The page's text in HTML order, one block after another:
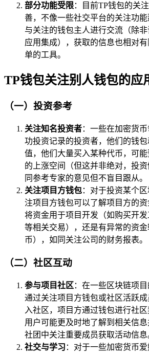
部分功能受限：目前TP钱包的关
善，不像一些社交平台的关注功
与关注的钱包主人进行交流（除
应用集成），获取的信息也相对
单的工具。
TP钱包关注别人钱包的应
（一）投资参考
关注知名投资者：一些在加密货
功投资记录的投资者，他们的钱
值，他们大量买入某种代币，可
的上涨空间（但这并非绝对，投
同参考专家的意见但不盲目跟从。
关注项目方钱包：对于投资某个
注项目方钱包可以了解项目方的
将资金用于项目开发（如购买开
等相关交易），还是有异常的资
币），如同关注公司的财务报表。
（二）社区互动
参与项目社区 ：在一些区块链项
通过关注项目方钱包或社区活跃
入社区，项目方通过钱包进行社
用户可能更及时地了解到相关信
社团中关注重要成员获取活动信息
社交与学习 ：对于一些加密货币